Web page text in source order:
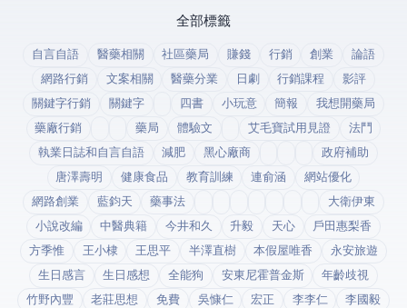
全部標籤
自言自語 醫藥相關 社區藥局 賺錢 行銷 創業
論語
網路行銷
文案相關 醫藥分業 日劇 行銷課程
影評
關鍵字行銷
關鍵字 四書 小玩意 簡報
我想開藥局
藥廠行銷
藥局 體驗文 艾毛寶試用見證
法鬥
執業日誌和自言自語
減肥 黑心廠商
政府補助
唐澤壽明
健康食品 教育訓練 連俞涵
網站優化
網路創業
藍鈞天 藥事法
大衛伊東
小說改編
中醫典籍 今井和久 升毅 天心
戶田惠梨香
方季惟
王小棣 王思平 半澤直樹 本假屋唯香
永安旅遊
生日感言
生日感想 全能狗 安東尼霍普金斯
年齡歧視
竹野內豐
老莊思想 免費 吳慷仁 宏正 李李仁
李國毅